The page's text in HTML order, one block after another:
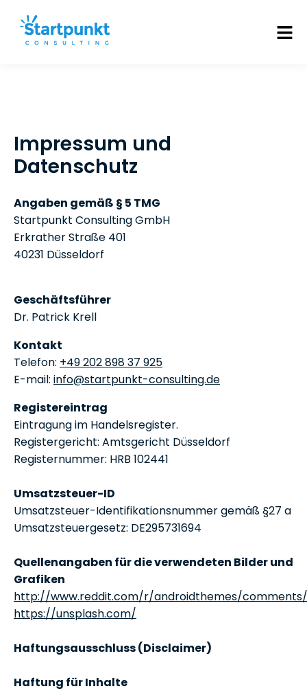
Impressum und
Datenschutz
Angaben gemäß § 5 TMG
Startpunkt Consulting GmbH
Erkrather Straße 401
40231 Düsseldorf
Geschäftsführer
Dr. Patrick Krell
Kontakt
Telefon: +49 202 898 37 925
E-mail: info@startpunkt-consulting.de
Registereintrag
Eintragung im Handelsregister.
Registergericht: Amtsgericht Düsseldorf
Registernummer: HRB 102441
Umsatzsteuer-ID
Umsatzsteuer-Identifikationsnummer gemäß §27 a
Umsatzsteuergesetz: DE295731694
Quellenangaben für die verwendeten Bilder und
Grafiken
http://www.reddit.com/r/androidthemes/
https://unsplash.com/
Haftungsausschluss (Disclaimer)
Haftung für Inhalte